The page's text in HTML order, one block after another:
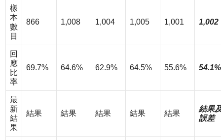
樣
本
數
目
866 1,008 1,004 1,005 1,001 1,002
回
應
比
率
69.7% 64.6% 62.9% 64.5% 55.6% 54.1%
最
新
結
果
結果 結果 結果 結果 結果
結果
誤差